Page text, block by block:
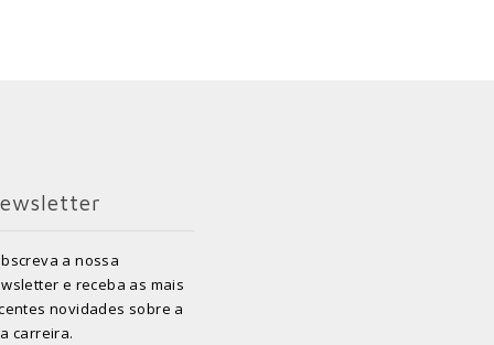
a nossa
e receba as mais
novidades sobre a
carreira.